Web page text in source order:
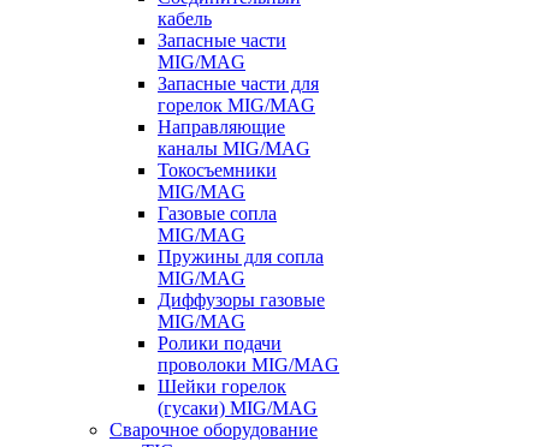
кабель
Запасные части
MIG/MAG
Запасные части для
горелок MIG/MAG
Направляющие
каналы MIG/MAG
Токосъемники
MIG/MAG
Газовые сопла
MIG/MAG
Пружины для сопла
MIG/MAG
Диффузоры газовые
MIG/MAG
Ролики подачи
проволоки MIG/MAG
Шейки горелок
(гусаки) MIG/MAG
Сварочное оборудование